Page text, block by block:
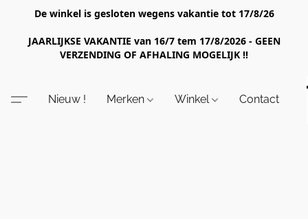
De winkel is gesloten wegens vakantie tot 17/8/26
JAARLIJKSE VAKANTIE van 16/7 tem 17/8/2026 - GEEN
VERZENDING OF AFHALING MOGELIJK !!
Nieuw ! Merken Winkel Contact